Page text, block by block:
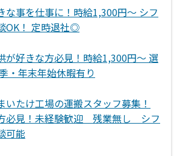
な事を仕事に！時給1,300円～ シフ
OK！ 定時退社◎
が好きな方必見！時給1,300円～ 選
・年末年始休暇有り
いたけ工場の運搬スタッフ募集！
必見！未経験歓迎 残業無し シフ
可能